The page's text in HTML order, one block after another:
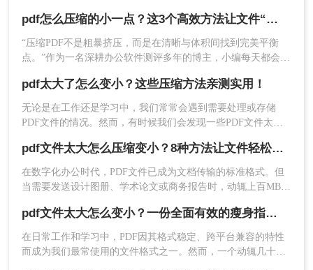
案最为专业和强大。它能深入 PDF 内部结构，进行
优点：压缩率高、控制粒度细、能最大程度保
持原始文档的专业排版与可编辑性。
缺点 ：软件为付费订阅制，价格昂贵；功能复
杂，对新手有一定学习成本。
操作步骤：
使用 Adobe Acrobat Pro DC（注意：不是免费
的 Reader）打开文件。
场中，PDF 因其格式稳定、易于阅读成为我们最常用的文件格
式之一。
pdf怎么压缩的小一点？这3个高效方法让文件“瘦身”不损质！
​“压缩PDF不是粗暴挤压，而是在清晰与体积间找到完美平衡
点。”作为一名深耕办公软件测评多年的博主，小编每天都会收
缩后清晰度暴跌” 成了最高频的痛点。那么pdf怎么压缩的小一
点呢？今天我将结合实测数据，分享3个亲测有效的pdf压缩方
法，助你实现“秒传文件不模糊”！
pdf太大了怎么变小？这些压缩方法亲测实用！
无论是在工作还是学习中，我们常常会遇到需要处理或存储
PDF文件的情况。然而，有时候我们会发现一些PDF文件太
件变小，以便更加方便地应用呢？本文将为大家介绍pdf太大了
怎么变小方法，帮助大家解决这一问题。
pdf文件太大怎么压缩变小？8种方法让文件轻松"瘦身"！
在数字化办公时代，PDF文件已成为文档传输的标准格式。但
当需要发送设计图册、学术论文或商务报告时，动辄上百MB的
文为您整理8种实用压缩方法，助您快速解决文件过大的难题。
pdf文件太大怎么变小？一份全面有效的瘦身指南！
在日常工作和学习中，PDF因其格式稳定、跨平台兼容的特性
而成为我们最常使用的文件格式之一。然而，一个动辄几十兆